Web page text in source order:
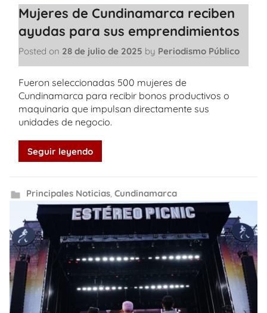
Mujeres de Cundinamarca reciben
ayudas para sus emprendimientos
Posted on 28 de julio de 2025 by Periodismo Público
Fueron seleccionadas 500 mujeres de
Cundinamarca para recibir bonos productivos o
maquinaria que impulsan directamente sus
unidades de negocio.
Seguir leyendo
Principales Noticias, Cundinamarca